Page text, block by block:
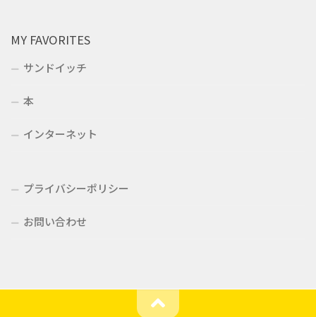
MY FAVORITES
サンドイッチ
本
インターネット
プライバシーポリシー
お問い合わせ